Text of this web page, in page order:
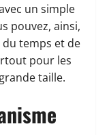
un simple
pouvez, ainsi,
temps et de
pour les
taille.